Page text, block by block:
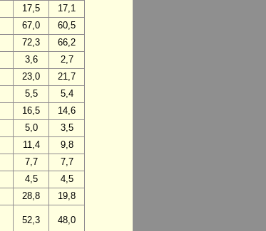
17,5
17,1
67,0
60,5
72,3
66,2
3,6
2,7
23,0
21,7
5,5
5,4
16,5
14,6
5,0
3,5
11,4
9,8
7,7
7,7
4,5
4,5
28,8
19,8
52,3 48,0